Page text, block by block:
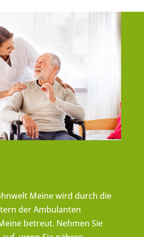
Meine wird durch die
der Ambulanten
betreut. Nehmen Sie